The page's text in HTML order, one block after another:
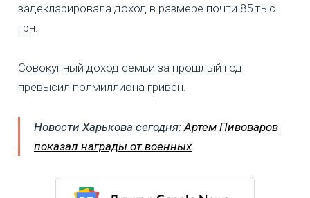
задекларировала доход в размере почти 85 тыс.
грн.
Совокупный доход семьи за прошлый год
превысил полмиллиона гривен.
Новости Харькова сегодня: Артем Пивоваров
показал награды от военных